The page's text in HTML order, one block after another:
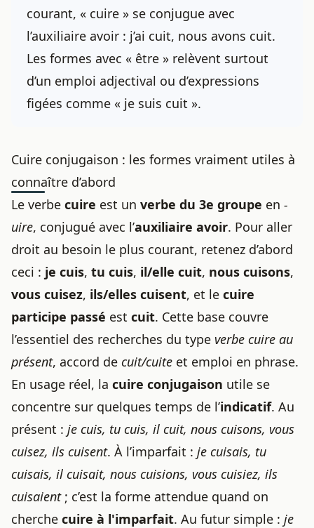
courant, « cuire » se conjugue avec
l’auxiliaire avoir : j’ai cuit, nous avons cuit.
Les formes avec « être » relèvent surtout
d’un emploi adjectival ou d’expressions
figées comme « je suis cuit ».
Cuire conjugaison : les formes vraiment utiles à
connaître d’abord
Le verbe cuire est un verbe du 3e groupe en -
uire, conjugué avec l’auxiliaire avoir. Pour aller
droit au besoin le plus courant, retenez d’abord
ceci : je cuis, tu cuis, il/elle cuit, nous cuisons,
vous cuisez, ils/elles cuisent, et le cuire
participe passé est cuit. Cette base couvre
l’essentiel des recherches du type verbe cuire au
présent, accord de cuit/cuite et emploi en phrase.
En usage réel, la cuire conjugaison utile se
concentre sur quelques temps de l’indicatif. Au
présent : je cuis, tu cuis, il cuit, nous cuisons, vous
cuisez, ils cuisent. À l’imparfait : je cuisais, tu
cuisais, il cuisait, nous cuisions, vous cuisiez, ils
cuisaient; c’est la forme attendue quand on
cherche cuire à l'imparfait. Au futur simple : je